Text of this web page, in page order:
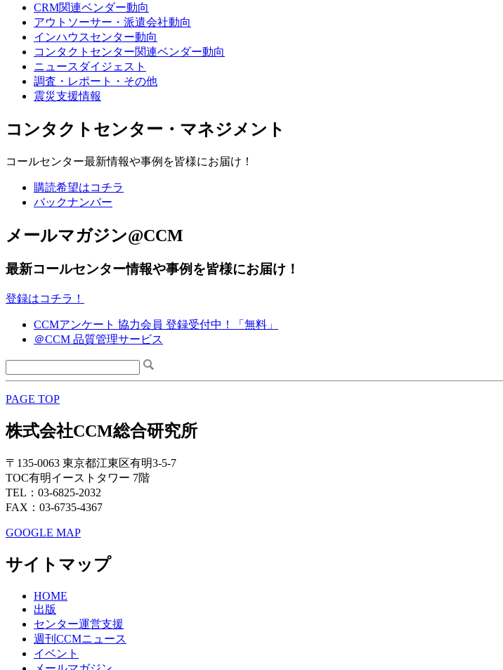
CRM関連ベンダー動向
アウトソーサー・派遣会社動向
インハウスセンター動向
コンタクトセンター関連ベンダー動向
ニュースダイジェスト
調査・レポート・その他
震災支援情報
コンタクトセンター・マネジメント
コールセンター最新情報や事例を皆様にお届け！
購読希望はコチラ
バックナンバー
メールマガジン@CCM
最新コールセンター情報や事例を皆様にお届け！
登録はコチラ！
CCMアンケート 協力会員 登録受付中！「無料」
＠CCM 品質管理サービス
PAGE TOP
株式会社CCM総合研究所
〒135-0063 東京都江東区有明3-5-7
TOC有明イーストタワー 7階
TEL：03-6825-2032
FAX：03-6735-4367
GOOGLE MAP
サイトマップ
HOME
出版
センター運営支援
週刊CCMニュース
イベント